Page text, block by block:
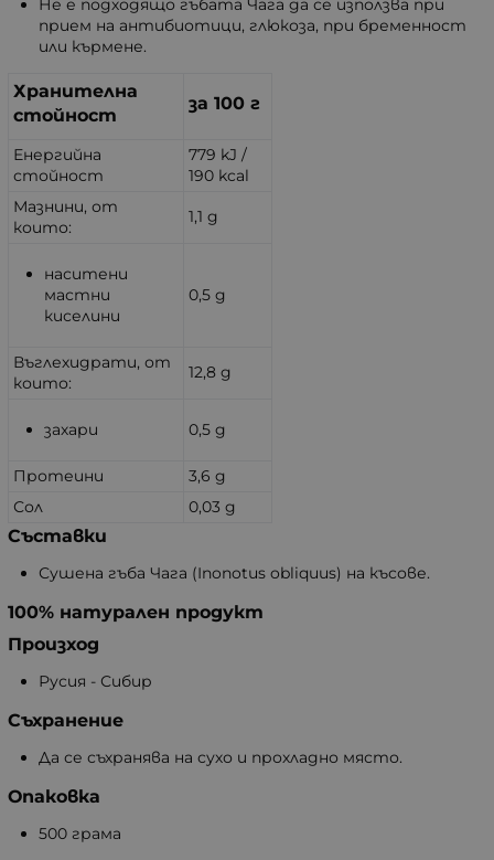
Не е подходящо гъбата Чага да се използва при
прием на антибиотици, глюкоза, при бременност
или кърмене.
Хранителна
стойност
за 100 г
Енергийна
стойност
779 kJ /
190 kcal
Мазнини, от
които:
1,1 g
наситени
мастни
киселини
0,5 g
Въглехидрати, от
които:
12,8 g
захари 0,5 g
Протеини
3,6 g
Сол
0,03 g
Съставки
Сушена гъба Чага (Inonotus obliquus) на късове.
100% натурален продукт
Произход
Русия - Сибир
Съхранение
Да се съхранява на сухо и прохладно място.
Опаковка
500 грама